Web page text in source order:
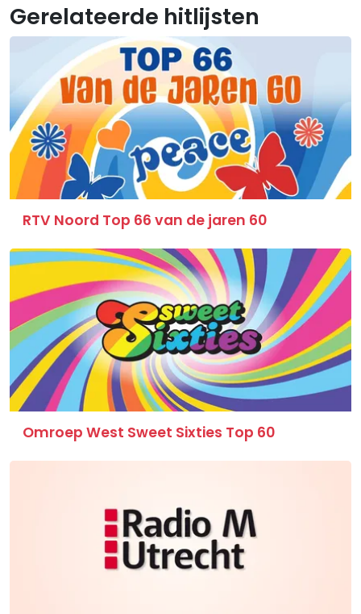
Gerelateerde hitlijsten
RTV Noord Top 66 van de jaren 60
Omroep West Sweet Sixties Top 60